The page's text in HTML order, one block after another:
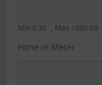
Min.0.30 Max.1000.00
Höhe in Meter: